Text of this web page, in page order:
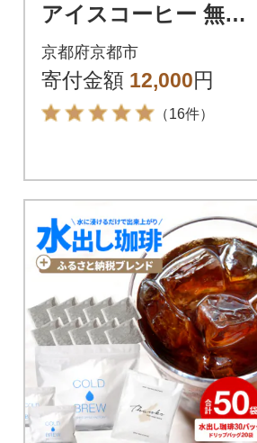
アイスコーヒー 無糖
1000ml 6本|リキッド
コーヒー 人気セット
京都府京都市
寄付金額 12,000円
（16件）